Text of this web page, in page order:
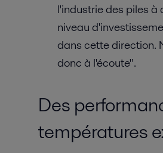
l'industrie des piles à
niveau
dans cette direction.
donc à l'écoute".
Des
températures